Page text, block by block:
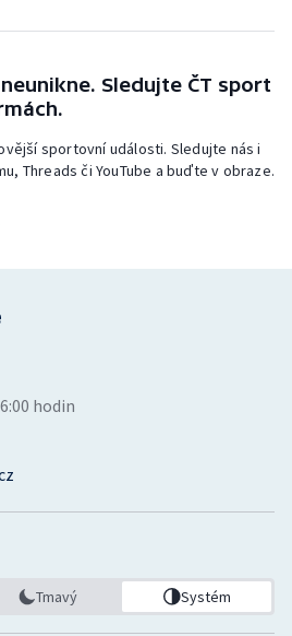
Sledujte ČT sport
sportovní události. Sledujte nás i
Threads či YouTube a buďte v obraze.
hodin
Tmavý Systém